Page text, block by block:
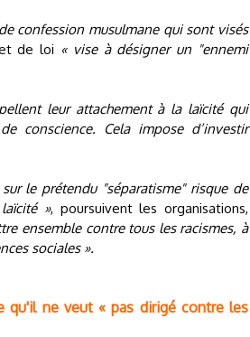
confession musulmane qui sont visés
de loi « vise à désigner un "ennemi
leur attachement à la laïcité qui
conscience. Cela impose d’investir
le prétendu "séparatisme" risque de
», poursuivent les organisations,
ensemble contre tous les racismes, à
sociales ».
qu'il ne veut « pas dirigé contre les